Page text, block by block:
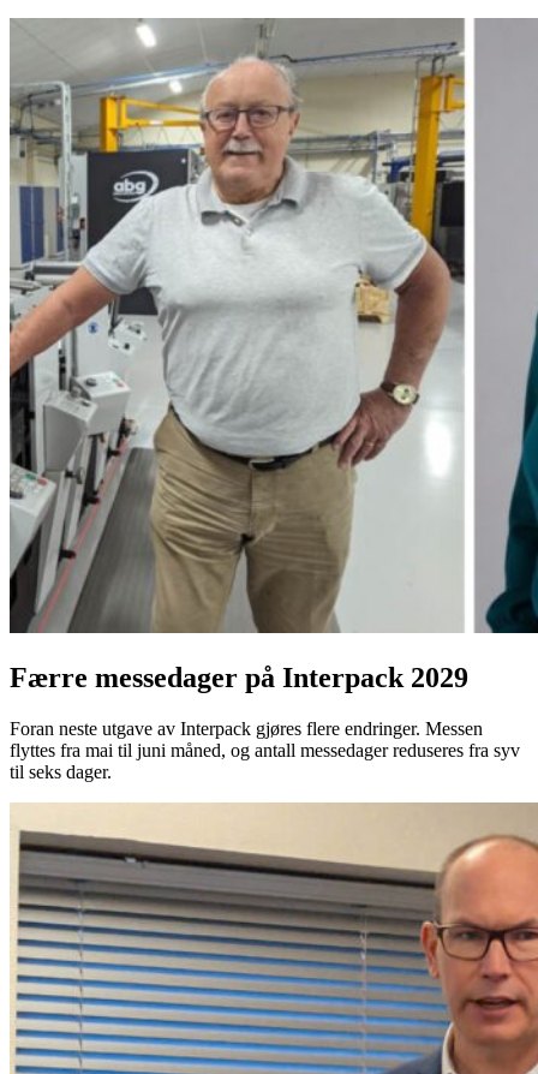
Færre messedager på Interpack 2029
Foran neste utgave av Interpack gjøres flere endringer. Messen
flyttes fra mai til juni måned, og antall messedager reduseres fra syv
til seks dager.